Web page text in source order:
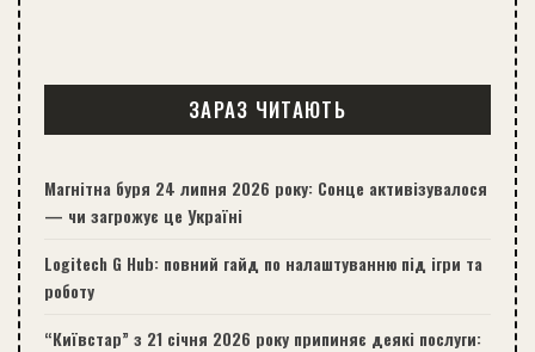
ЗАРАЗ ЧИТАЮТЬ
Магнітна буря 24 липня 2026 року: Сонце активізувалося
— чи загрожує це Україні
Logitech G Hub: повний гайд по налаштуванню під ігри та
роботу
“Київстар” з 21 січня 2026 року припиняє деякі послуги: